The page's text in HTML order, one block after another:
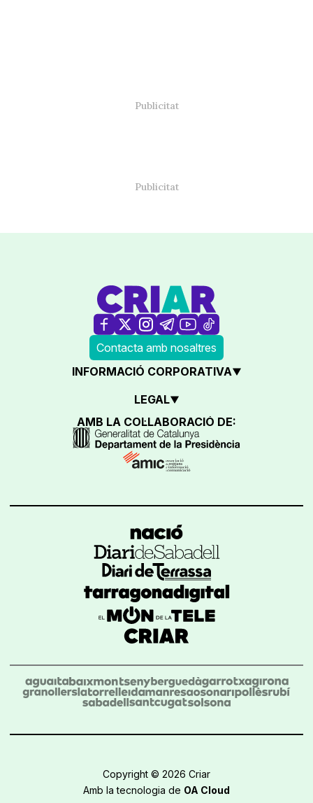
Contacta amb nosaltres
INFORMACIÓ CORPORATIVA
LEGAL
AMB LA COL·LABORACIÓ DE:
Copyright © 2026 Criar
Amb la tecnologia de OA Cloud